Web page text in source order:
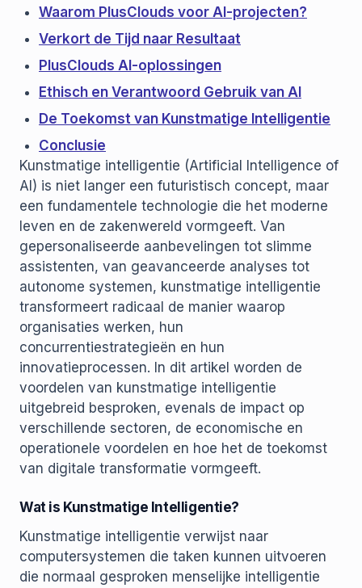
Waarom PlusClouds voor AI-projecten?
Verkort de Tijd naar Resultaat
PlusClouds AI-oplossingen
Ethisch en Verantwoord Gebruik van AI
De Toekomst van Kunstmatige Intelligentie
Conclusie
Kunstmatige intelligentie (Artificial Intelligence of
AI) is niet langer een futuristisch concept, maar
een fundamentele technologie die het moderne
leven en de zakenwereld vormgeeft. Van
gepersonaliseerde aanbevelingen tot slimme
assistenten, van geavanceerde analyses tot
autonome systemen, kunstmatige intelligentie
transformeert radicaal de manier waarop
organisaties werken, hun
concurrentiestrategieën en hun
innovatieprocessen. In dit artikel worden de
voordelen van kunstmatige intelligentie
uitgebreid besproken, evenals de impact op
verschillende sectoren, de economische en
operationele voordelen en hoe het de toekomst
van digitale transformatie vormgeeft.
Wat is Kunstmatige Intelligentie?
Kunstmatige intelligentie verwijst naar
computersystemen die taken kunnen uitvoeren
die normaal gesproken menselijke intelligentie